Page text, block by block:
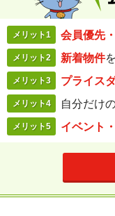
メリット1 会員優先・
メリット2 新着物件を
メリット3 プライス
メリット4 自分だけ
メリット5 イベント